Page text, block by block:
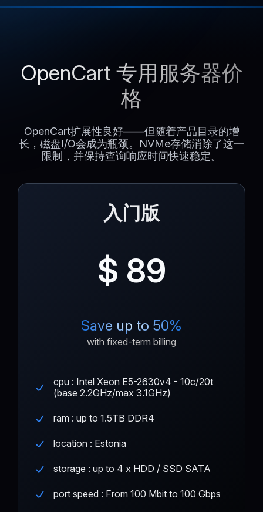
OpenCart 专用服务器价
格
OpenCart扩展性良好——但随着产品目录的增
长，磁盘I/O会成为瓶颈。NVMe存储消除了这一
限制，并保持查询响应时间快速稳定。
入门版
$ 89
Save up to 50%
with fixed-term billing
cpu : Intel Xeon E5-2630v4 - 10c/20t
(base 2.2GHz/max 3.1GHz)
ram : up to 1.5TB DDR4
location : Estonia
storage : up to 4 x HDD / SSD SATA
port speed : From 100 Mbit to 100 Gbps